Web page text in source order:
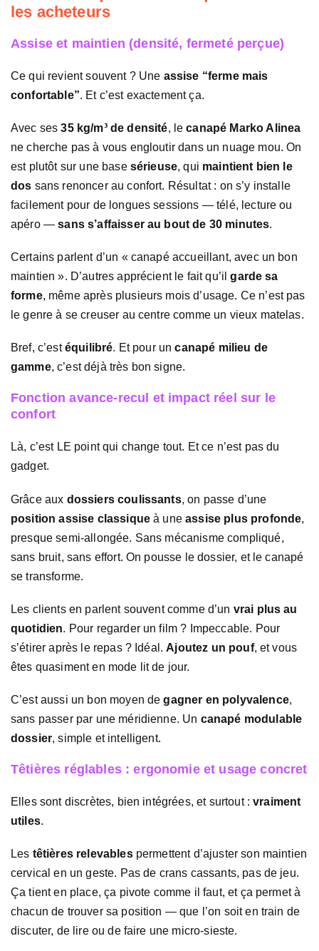
les acheteurs
Assise et maintien (densité, fermeté perçue)
Ce qui revient souvent ? Une assise “ferme mais
confortable”. Et c’est exactement ça.
Avec ses35 kg/m³ de densité, lecanapé Marko Alinea
ne cherche pas à vous engloutir dans un nuage mou. On
est plutôt sur une base sérieuse, qui maintient bien le
dos sans renoncer au confort. Résultat : on s’y installe
facilement pour de longues sessions — télé, lecture ou
apéro —sans s’affaisser au bout de 30 minutes.
Certains parlent d’un « canapé accueillant, avec un bon
maintien ». D’autres apprécient le fait qu’ilgarde sa
forme, même après plusieurs mois d’usage. Ce n’est pas
le genre à se creuser au centre comme un vieux matelas.
Bref, c’estéquilibré. Et pour uncanapé milieu de
gamme, c’est déjà très bon signe.
Fonction avance-recul et impact réel sur le
confort
Là, c’est LE point qui change tout. Et ce n’est pas du
gadget.
Grâce aux dossiers coulissants, on passe d’une
position assise classique à uneassise plus profonde,
presque semi-allongée. Sans mécanisme compliqué,
sans bruit, sans effort. On pousse le dossier, et le canapé
se transforme.
Les clients en parlent souvent comme d’un vrai plus au
quotidien. Pour regarder un film ? Impeccable. Pour
s’étirer après le repas ? Idéal. Ajoutez un pouf, et vous
êtes quasiment en mode lit de jour.
C’est aussi un bon moyen degagner en polyvalence,
sans passer par une méridienne. Un canapé modulable
dossier, simple et intelligent.
Têtières réglables : ergonomie et usage concret
Elles sont discrètes, bien intégrées, et surtout :vraiment
utiles.
Les têtières relevablespermettent d’ajuster son maintien
cervical en un geste. Pas de crans cassants, pas de jeu.
Ça tient en place, ça pivote comme il faut, et ça permet à
chacun de trouver sa position — que l’on soit en train de
discuter, de lire ou de faire une micro-sieste.